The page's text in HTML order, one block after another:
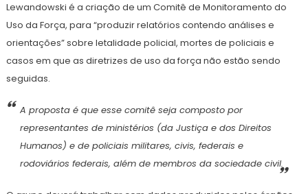
Lewandowski é a criação de um Comitê de Monitoramento do
Uso da Força, para “produzir relatórios contendo análises e
orientações” sobre letalidade policial, mortes de policiais e
casos em que as diretrizes de uso da força não estão sendo
seguidas.
A proposta é que esse comitê seja composto por
representantes de ministérios (da Justiça e dos Direitos
Humanos) e de policiais militares, civis, federais e
rodoviários federais, além de membros da sociedade civil.